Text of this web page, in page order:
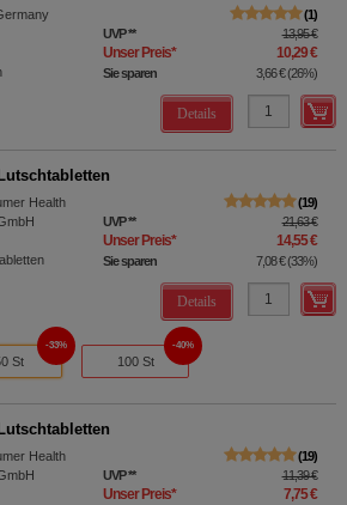
1
UVP** 13,95 €
Unser Preis* 10,29 €
Sie sparen 3,66 €(26%)
Details
Health
19
UVP** 21,63 €
Unser Preis* 14,55 €
Sie sparen 7,08 €(33%)
Details
St
33%
100 St
40%
Health
19
UVP** 11,39 €
Unser Preis* 7,75 €